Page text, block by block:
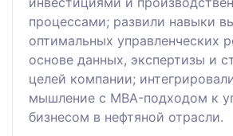
процессами; развили навыки
оптимальных управленческих
основе данных, экспертизы и
целей компании;
мышление с MBA-подходом к
бизнесом в нефтяной отрасли.